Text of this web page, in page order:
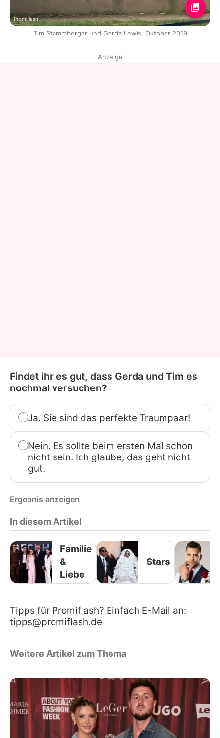
Promiflash
Tim Stammberger und Gerda Lewis, Oktober 2019
Anzeige
Findet ihr es gut, dass Gerda und Tim es
nochmal versuchen?
Ja. Sie sind das perfekte Traumpaar!
Nein. Es sollte beim ersten Mal schon
nicht sein. Ich glaube, das geht nicht
gut.
Ergebnis anzeigen
In diesem Artikel
Familie
&
Liebe
Stars
Tipps für Promiflash? Einfach E-Mail an:
tipps@promiflash.de
Weitere Artikel zum Thema